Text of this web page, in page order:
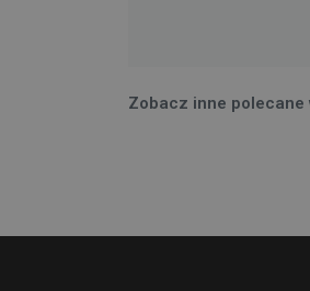
Zobacz inne polecane